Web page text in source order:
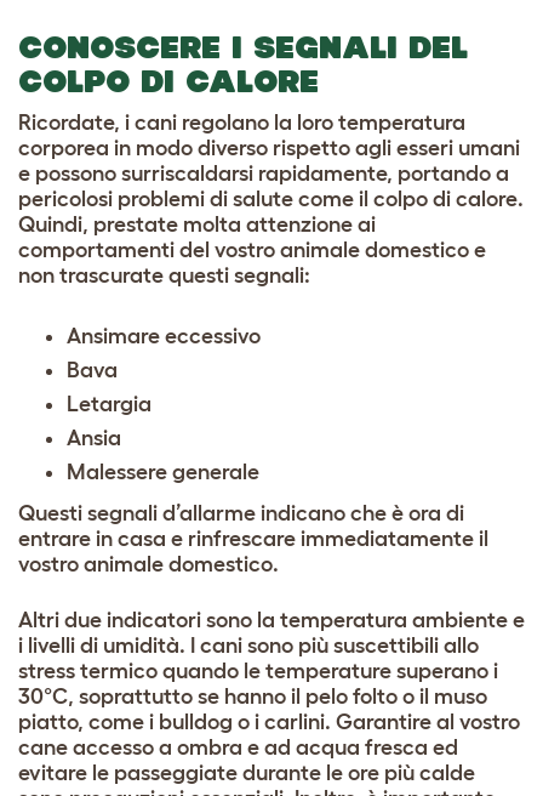
CONOSCERE I SEGNALI DEL
COLPO DI CALORE
Ricordate, i cani regolano la loro temperatura
corporea in modo diverso rispetto agli esseri umani
e possono surriscaldarsi rapidamente, portando a
pericolosi problemi di salute come il colpo di calore.
Quindi, prestate molta attenzione ai
comportamenti del vostro animale domestico e
non trascurate questi segnali:
Ansimare eccessivo
Bava
Letargia
Ansia
Malessere generale
Questi segnali d’allarme indicano che è ora di
entrare in casa e rinfrescare immediatamente il
vostro animale domestico.
Altri due indicatori sono la temperatura ambiente e
i livelli di umidità. I cani sono più suscettibili allo
stress termico quando le temperature superano i
30°C, soprattutto se hanno il pelo folto o il muso
piatto, come i bulldog o i carlini. Garantire al vostro
cane accesso a ombra e ad acqua fresca ed
evitare le passeggiate durante le ore più calde